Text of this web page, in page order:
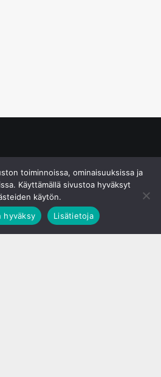
toiminnoissa, ominaisuuksissa ja
Käyttämällä sivustoa hyväksyt
käytön.
hyväksy Lisätietoja